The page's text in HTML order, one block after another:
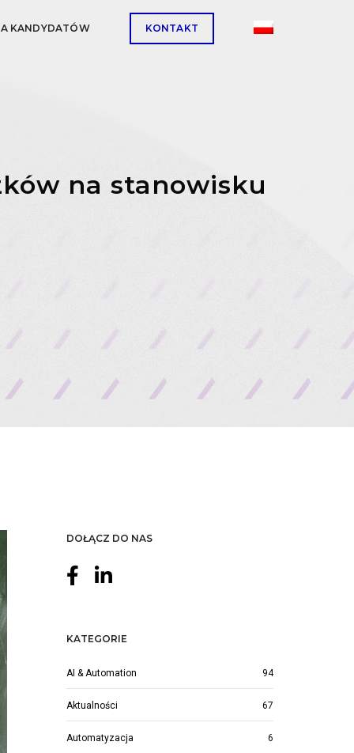
KANDYDATÓW KONTAKT
na stanowisku
DOŁĄCZ DO NAS
KATEGORIE
AI & Automation 94
Aktualności 67
Automatyzacja 6